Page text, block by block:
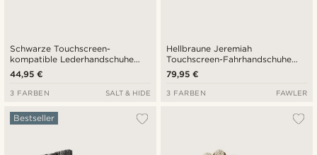
Schwarze Touchscreen-
kompatible Lederhandschuhe
aus Schafleder
44,95 €
3 FARBEN SALT & HIDE
Hellbraune Jeremiah
Touchscreen-Fahrhandschuhe
aus Schafleder
79,95 €
3 FARBEN FAWLER
Bestseller